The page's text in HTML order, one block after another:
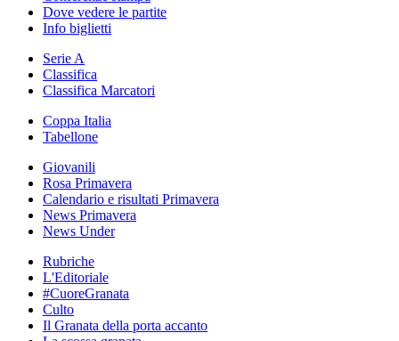
Dove vedere le partite
Info biglietti
Serie A
Classifica
Classifica Marcatori
Coppa Italia
Tabellone
Giovanili
Rosa Primavera
Calendario e risultati Primavera
News Primavera
News Under
Rubriche
L'Editoriale
#CuoreGranata
Culto
Il Granata della porta accanto